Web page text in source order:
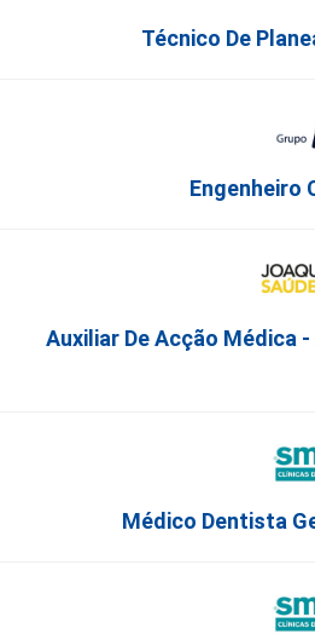
Técnico De
Engenheiro
Auxiliar De Acção Médica
Médico Dentista